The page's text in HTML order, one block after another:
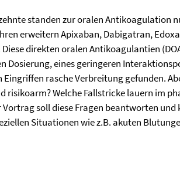
standen zur oralen Antikoagulation
erweitern Apixaban, Dabigatran,
direkten oralen Antikoagulantien
Dosierung, eines geringeren
rasche Verbreitung gefunden.
risikoarm? Welche Fallstricke lauern im
Vortrag soll diese Fragen beantworten
Situationen wie z.B. akuten